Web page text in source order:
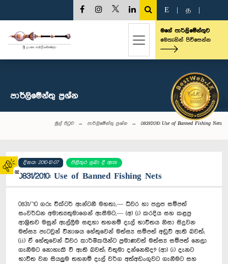
02
E த
මගේ පාර්ලිමේන්තුව
මෙතැනින් පිවිසෙන්න
පාර්ලි‌මේන්තු‌ ප්‍රශ්න
මුල් පිටුව පාර්ලි‌මේන්තු‌ ප්‍රශ්න 0831/2010: Use of Banned Fishing Nets
දිනය: 2010-12-07 පිළිතුර ලබා දී ඇත
0831/2010: Use of Banned Fishing Nets
0831/’10 ගරු වික්ටර් ඇන්ටනී මහතා,— ධීවර හා ජලජ සම්පත්
සංවර්ධන අමාත්‍යතුමාගෙන් ඇසීමට,— (අ) (i) කරදිය සහ කළපු
ආශ්‍රිතව මසුන් ඇල්ලීම සඳහා තහනම් දැල් භාවිතය නිසා සිදුවන
මත්ස්‍ය පැටවුන් විනාශය හේතුවෙන් මත්ස්‍ය සම්පත් අඩුවී ඇති බවත්;
(ii) ඒ හේතුවෙන් ධීවර කාර්මිකයින්ට ප්‍රමාණවත් මත්ස්‍ය සම්පත් නෙලා
ගැනීමට නොහැකි වී ඇති බවත්; එතුමා දන්නෙහිද? (ආ) (i) දැනට
භාවිත වන සියලුම තහනම් දැල් වර්ග අත්අඩංගුවට ගැනීමට සහ